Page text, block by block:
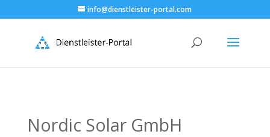
info@dienstleister-portal.com
Nordic Solar GmbH